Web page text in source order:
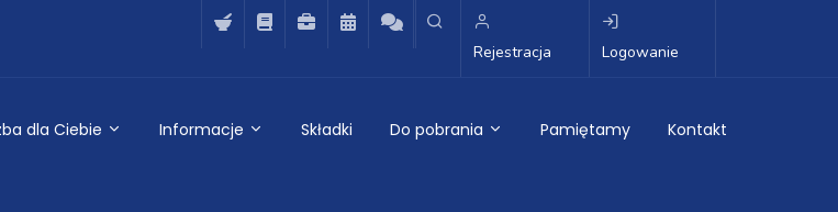
Rejestracja Logowanie
dla Ciebie Informacje Składki Do pobrania Pamiętamy Kontakt